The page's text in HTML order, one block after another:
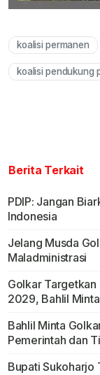
koalisi permanen
koalisi pendukung
Berita Terkait
PDIP: Jangan
Indonesia
Jelang Musda
Maladministrasi
Golkar Targetkan
2029, Bahlil
Bahlil Minta
Pemerintah dan
Bupati Sukoharjo